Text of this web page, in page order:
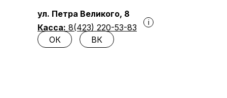
ул. Петра Великого, 8
Касса: 8(423) 220-53-83
ВК
ОК
i